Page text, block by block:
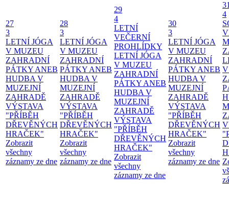
27
3
LETNÍ JÓGA
V MUZEU
ZAHRADNÍ
PÁTKY ANEB
HUDBA V
MUZEJNÍ
ZAHRADĚ
VÝSTAVA
"PŘÍBĚH
DŘEVĚNÝCH
HRAČEK"
Zobrazit
všechny
záznamy ze dne
28
3
LETNÍ JÓGA
V MUZEU
ZAHRADNÍ
PÁTKY ANEB
HUDBA V
MUZEJNÍ
ZAHRADĚ
VÝSTAVA
"PŘÍBĚH
DŘEVĚNÝCH
HRAČEK"
Zobrazit
všechny
záznamy ze dne
29
4
LETNÍ
VEČERNÍ
PROHLÍDKY
LETNÍ JÓGA
V MUZEU
ZAHRADNÍ
PÁTKY ANEB
HUDBA V
MUZEJNÍ
ZAHRADĚ
VÝSTAVA
"PŘÍBĚH
DŘEVĚNÝCH
HRAČEK"
Zobrazit
všechny
záznamy ze dne
30
3
LETNÍ JÓGA
V MUZEU
ZAHRADNÍ
PÁTKY ANEB
HUDBA V
MUZEJNÍ
ZAHRADĚ
VÝSTAVA
"PŘÍBĚH
DŘEVĚNÝCH
HRAČEK"
Zobrazit
všechny
záznamy ze dne
4